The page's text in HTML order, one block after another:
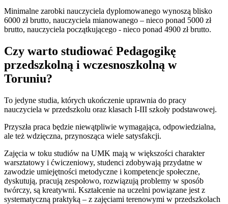
Minimalne zarobki nauczyciela dyplomowanego wynoszą blisko
6000 zł brutto, nauczyciela mianowanego – nieco ponad 5000 zł
brutto, nauczyciela początkującego - nieco ponad 4900 zł brutto.
Czy warto studiować Pedagogikę
przedszkolną i wczesnoszkolną w
Toruniu?
To jedyne studia, których ukończenie uprawnia do pracy
nauczyciela w przedszkolu oraz klasach I-III szkoły podstawowej.
Przyszła praca będzie niewątpliwie wymagająca, odpowiedzialna,
ale też wdzięczna, przynosząca wiele satysfakcji.
Zajęcia w toku studiów na UMK mają w większości charakter
warsztatowy i ćwiczeniowy, studenci zdobywają przydatne w
zawodzie umiejętności metodyczne i kompetencje społeczne,
dyskutują, pracują zespołowo, rozwiązują problemy w sposób
twórczy, są kreatywni. Kształcenie na uczelni powiązane jest z
systematyczną praktyką – z zajęciami terenowymi w przedszkolach